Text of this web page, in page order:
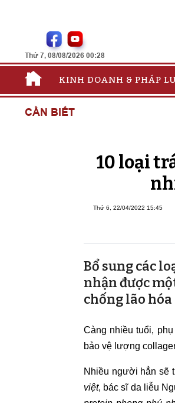
Thứ 7, 08/08/2026 00:28
KINH DOANH & PHÁP
CẦN BIẾT
10 loại
Thứ 6, 22/04/2022 15:45
Bổ sung các
nhận được
chống lão
Càng nhiều tuổi,
bảo vệ lượng
Nhiều người hẳn sẽ
việt, bác sĩ da liễu